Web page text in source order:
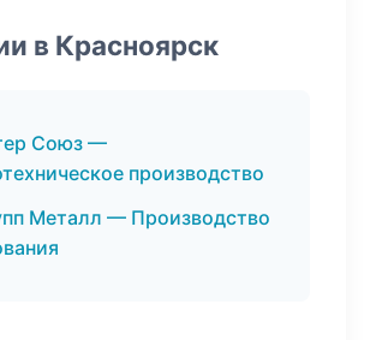
в Красноярск
Союз —
производство
Металл — Производство